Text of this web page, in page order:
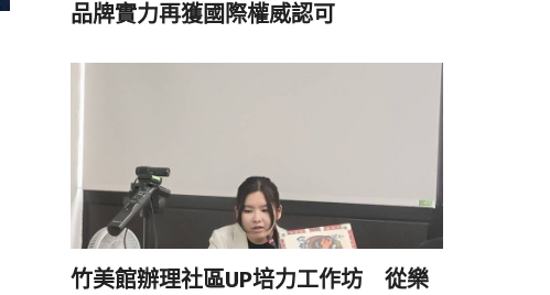
品牌實力再獲國際權威認可
竹美館辦理社區UP培力工作坊 從樂